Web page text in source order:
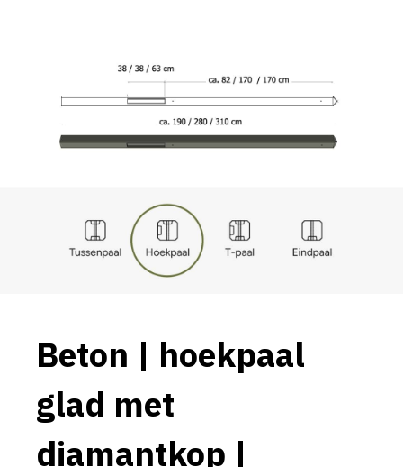
Beton | hoekpaal
glad met
diamantkop |